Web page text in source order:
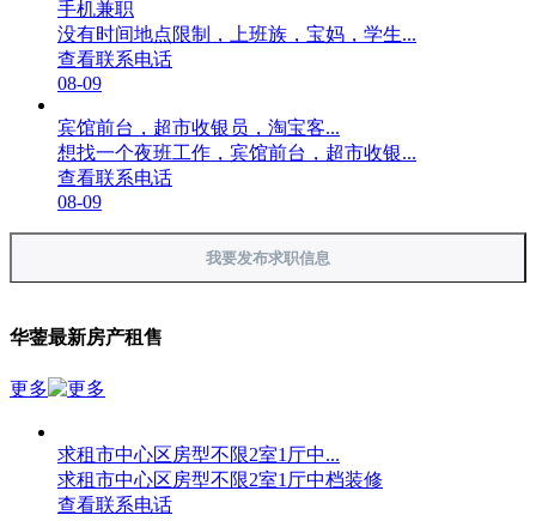
手机兼职
没有时间地点限制，上班族，宝妈，学生...
查看联系电话
08-09
宾馆前台，超市收银员，淘宝客...
想找一个夜班工作，宾馆前台，超市收银...
查看联系电话
08-09
我要发布求职信息
华蓥最新房产租售
更多
求租市中心区房型不限2室1厅中...
求租市中心区房型不限2室1厅中档装修
查看联系电话